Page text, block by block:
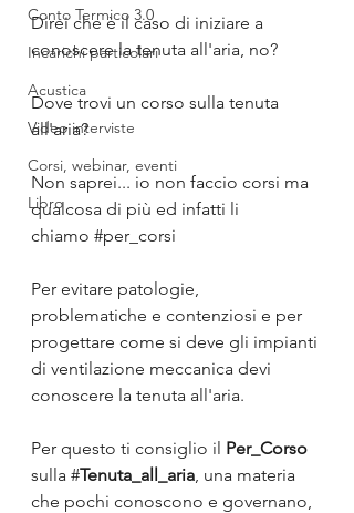
Conto Termico 3.0
Incarichi particolari
Acustica
Video interviste
Corsi, webinar, eventi
Libro
Direi che è il caso di iniziare a
conoscere la tenuta all'aria, no?
Dove trovi un corso sulla tenuta
all'aria?
Non saprei... io non faccio corsi ma
qualcosa di più ed infatti li
chiamo #per_corsi
Per evitare patologie,
problematiche e contenziosi e per
progettare come si deve gli impianti
di ventilazione meccanica devi
conoscere la tenuta all'aria.
Per questo ti consiglio il Per_Corso
sulla #Tenuta_all_aria, una materia
che pochi conoscono e governano,